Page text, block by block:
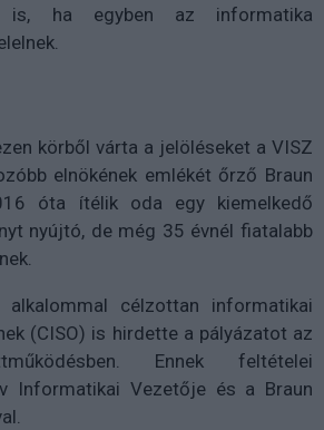
is, ha egyben az informatika
körből várta a jelöléseket a VISZ
elnökének emlékét őrző Braun
óta ítélik oda egy kiemelkedő
nyújtó, de még 35 évnél fiatalabb
célzottan informatikai
(CISO) is hirdette a pályázatot az
Ennek feltételei
Informatikai Vezetője és a Braun